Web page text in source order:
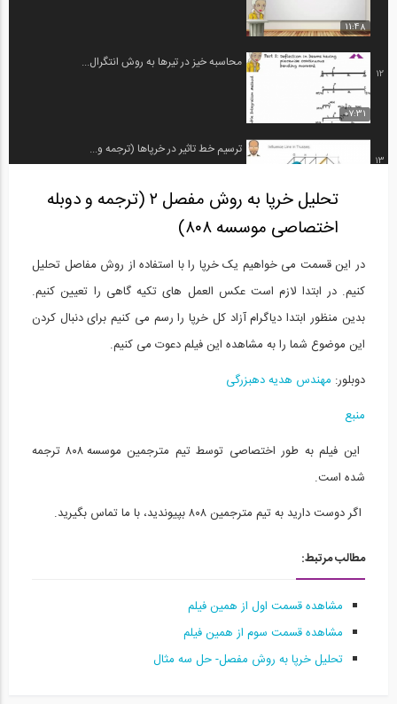
11:48
12
07:31
محاسبه خیز در تیرها به روش انتگرال...
13
ترسیم خط تاثیر در خرپاها (ترجمه و...
09:35
روش نیرو- قسمت اول (ترجمه و دوبله...
11:38
محاسبه خیز در تیرها به روش انتگرال...
04:42
11:37
تحلیل تیرها تحت بارهای گسترده مختلف-...
تحلیل خرپا به روش مفصل ۲ (ترجمه و دوبله
اختصاصی موسسه ۸۰۸)
در این قسمت می خواهیم یک خرپا را با استفاده از روش مفاصل تحلیل
کنیم. در ابتدا لازم است عکس العمل های تکیه گاهی را تعیین کنیم.
بدین منظور ابتدا دیاگرام آزاد کل خرپا را رسم می کنیم برای دنبال کردن
این موضوع شما را به مشاهده این فیلم دعوت می کنیم.
دوبلور: مهندس هدیه دهبزرگی
منبع
این فیلم به طور اختصاصی توسط تیم مترجمین موسسه ۸۰۸ ترجمه
شده است.
اگر دوست دارید به تیم مترجمین ۸۰۸ بپیوندید، با ما تماس بگیرید.
مطالب مرتبط:
مشاهده قسمت اول از همین فیلم
مشاهده قسمت سوم از همین فیلم
تحلیل خرپا به روش مفصل- حل سه مثال